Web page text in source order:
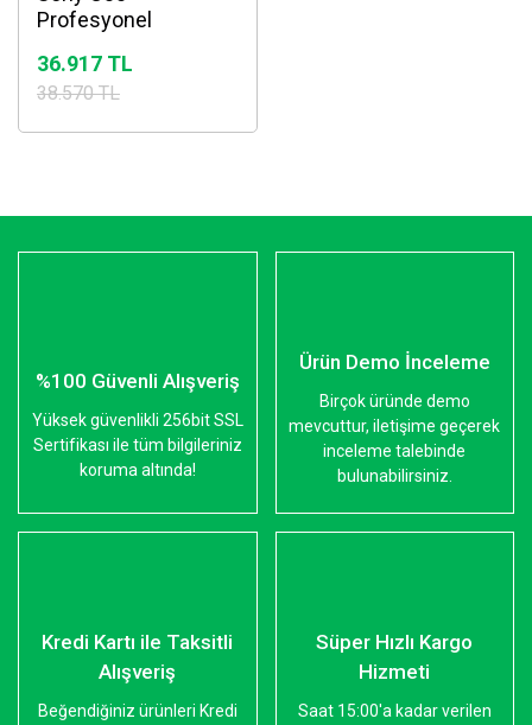
Profesyonel
36.917 TL
38.570 TL
%100 Güvenli Alışveriş
Yüksek güvenlikli 256bit SSL
Sertifikası ile tüm bilgileriniz
koruma altında!
Ürün Demo İnceleme
Birçok üründe demo
mevcuttur, iletişime geçerek
inceleme talebinde
bulunabilirsiniz.
Kredi Kartı ile Taksitli
Alışveriş
Beğendiğiniz ürünleri Kredi
Süper Hızlı Kargo
Hizmeti
Saat 15:00'a kadar verilen